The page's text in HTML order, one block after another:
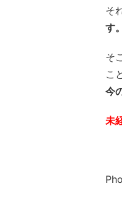
そ
す。
そ
こ
今
未